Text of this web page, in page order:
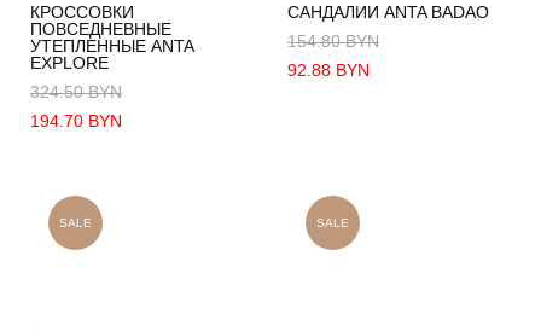
КРОССОВКИ
ПОВСЕДНЕВНЫЕ
УТЕПЛЕННЫЕ ANTA
EXPLORE
324.50 BYN
194.70 BYN
САНДАЛИИ ANTA BADAO
154.80 BYN
92.88 BYN
SALE SALE